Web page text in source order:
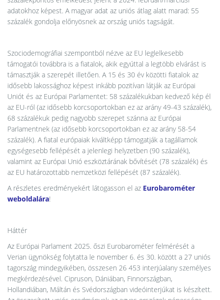
adatokhoz képest. A magyar adat az uniós átlag alatt marad: 55
százalék gondolja előnyösnek az ország uniós tagságát.
Szociodemográfiai szempontból nézve az EU leglelkesebb
támogatói továbbra is a fiatalok, akik egyúttal a legtöbb elvárást is
támasztják a szerepét illetően. A 15 és 30 év közötti fiatalok az
idősebb lakossághoz képest inkább pozitívan látják az Európai
Uniót és az Európai Parlamentet: 58 százalékukban kedvező kép él
az EU-ról (az idősebb korcsoportokban ez az arány 49-43 százalék),
68 százalékuk pedig nagyobb szerepet szánna az Európai
Parlamentnek (az idősebb korcsoportokban ez az arány 58-54
százalék). A fiatal európaiak kiváltképp támogatják a tagállamok
egységesebb fellépését a jelenlegi helyzetben (90 százalék),
valamint az Európai Unió eszköztárának bővítését (78 százalék) és
az EU határozottabb nemzetközi fellépését (87 százalék).
A részletes eredményekért látogasson el az Eurobarométer
weboldalára!
Háttér
Az Európai Parlament 2025. őszi Eurobarométer felmérését a
Verian ügynökség folytatta le november 6. és 30. között a 27 uniós
tagország mindegyikében, összesen 26 453 interjúalany személyes
megkérdezésével. Cipruson, Dániában, Finnországban,
Hollandiában, Máltán és Svédországban videóinterjúkat is készített.